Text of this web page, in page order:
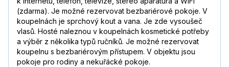
(zdarma). Je možné rezervovat bezbariérové pokoje. V
koupelnách je sprchový kout a vana. Je zde vysoušeč
vlasů. Hosté naleznou v koupelnách kosmetické potřeby
a výběr z několika typů ručníků. Je možné rezervovat
koupelnu s bezbariérovým přístupem. V objektu jsou
pokoje pro rodiny a nekuřácké pokoje.